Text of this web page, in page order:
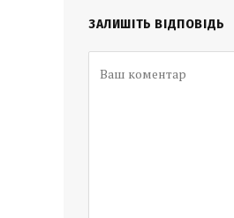
ЗАЛИШІТЬ ВІДПОВІДЬ